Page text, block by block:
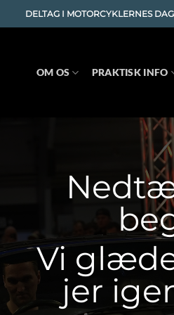
DELTAG I MOTORCYKLERNES
OM OS PRAKTISK INFO
Vi
jer